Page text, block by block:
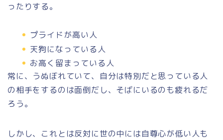
ったりする。
プライドが高い人
天狗になっている人
お高く留まっている人
常に、うぬぼれていて、自分は特別だと思っている人
の相手をするのは面倒だし、そばにいるのも疲れるだ
ろう。
しかし、これとは反対に世の中には自尊心が低い人も